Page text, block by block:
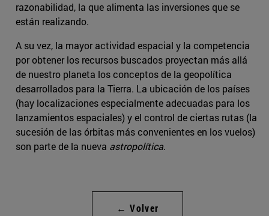
razonabilidad, la que alimenta las inversiones que se
están realizando.
A su vez, la mayor actividad espacial y la competencia
por obtener los recursos buscados proyectan más allá
de nuestro planeta los conceptos de la geopolítica
desarrollados para la Tierra. La ubicación de los países
(hay localizaciones especialmente adecuadas para los
lanzamientos espaciales) y el control de ciertas rutas (la
sucesión de las órbitas más convenientes en los vuelos)
son parte de la nueva astropolítica.
← Volver